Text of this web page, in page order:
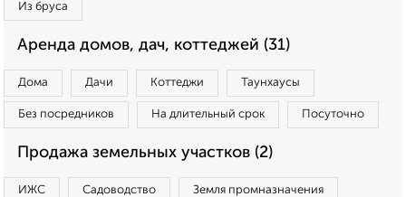
Из бруса
Аренда домов, дач, коттеджей (31)
Дома Дачи Коттеджи Таунхаусы
Без посредников На длительный срок Посуточно
Продажа земельных участков (2)
ИЖС Садоводство Земля промназначения